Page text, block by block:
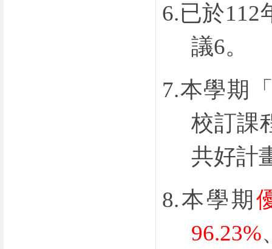
6.已於112
議6。
7.本學期
校訂課
共好計
8.本學期
96.23%